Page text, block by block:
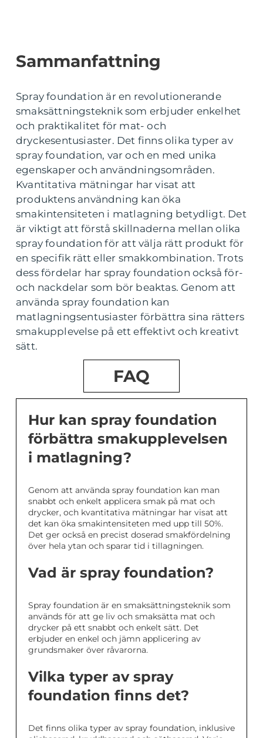
Sammanfattning
Spray foundation är en revolutionerande
smaksättningsteknik som erbjuder enkelhet
och praktikalitet för mat- och
dryckesentusiaster. Det finns olika typer av
spray foundation, var och en med unika
egenskaper och användningsområden.
Kvantitativa mätningar har visat att
produktens användning kan öka
smakintensiteten i matlagning betydligt. Det
är viktigt att förstå skillnaderna mellan olika
spray foundation för att välja rätt produkt för
en specifik rätt eller smakkombination. Trots
dess fördelar har spray foundation också för-
och nackdelar som bör beaktas. Genom att
använda spray foundation kan
matlagningsentusiaster förbättra sina rätters
smakupplevelse på ett effektivt och kreativt
sätt.
FAQ
Hur kan spray foundation
förbättra smakupplevelsen
i matlagning?
Genom att använda spray foundation kan man
snabbt och enkelt applicera smak på mat och
drycker, och kvantitativa mätningar har visat att
det kan öka smakintensiteten med upp till 50%.
Det ger också en precist doserad smakfördelning
över hela ytan och sparar tid i tillagningen.
Vad är spray foundation?
Spray foundation är en smaksättningsteknik som
används för att ge liv och smaksätta mat och
drycker på ett snabbt och enkelt sätt. Det
erbjuder en enkel och jämn applicering av
grundsmaker över råvarorna.
Vilka typer av spray
foundation finns det?
Det finns olika typer av spray foundation, inklusive